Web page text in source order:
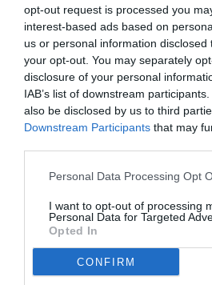
opt-out request is processed you
interest-based ads based on
us or personal information
your opt-out. You may separately
disclosure of your personal
IAB’s list of downstream
also be disclosed by us to third
Downstream Participants that may
Personal Data Processing Opt
I want to opt-out of processing
Personal Data for Targeted
Opted In
CONFIRM
Spray al peperoncino ASP
Viola
€ 67,30 €
1
- 14%